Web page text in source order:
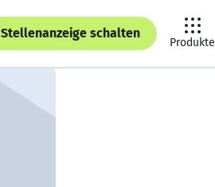
Stellenanzeige schalten
Produkte